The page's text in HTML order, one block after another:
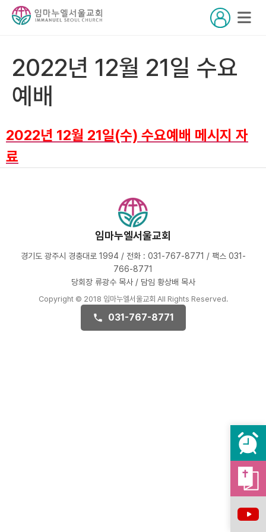
2022년 12월 21일 수요
예배
2022년 12월 21일(수) 수요예배 메시지 자
료
임마누엘서울교회
경기도 광주시 경충대로 1994 / 전화 : 031-767-8771 / 팩스 031-
766-8771
당회장 류광수 목사 / 담임 황상배 목사
Copyright © 2018 임마누엘서울교회 All Rights Reserved.
031-767-8771